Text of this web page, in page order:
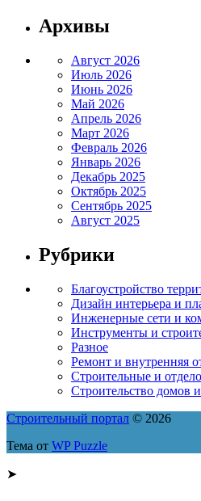
Архивы
Август 2026
Июль 2026
Июнь 2026
Май 2026
Апрель 2026
Март 2026
Февраль 2026
Январь 2026
Декабрь 2025
Октябрь 2025
Сентябрь 2025
Август 2025
Рубрики
Благоустройство
Дизайн интерьера и
Инженерные сети и
Инструменты и
Разное
Ремонт и внутренняя
Строительные и
Строительство домов
Строительный портал © 2026
Тема от WP Puzzle
➤